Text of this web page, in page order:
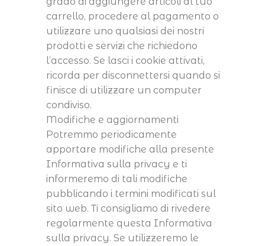
carrello, procedere al pagamento o
utilizzare uno qualsiasi dei nostri
prodotti e servizi che richiedono
l’accesso. Se lasci i cookie attivati,
ricorda per disconnettersi quando si
finisce di utilizzare un computer
condiviso.
Modifiche e aggiornamenti
Potremmo periodicamente
apportare modifiche alla presente
Informativa sulla privacy e ti
informeremo di tali modifiche
pubblicando i termini modificati sul
sito web. Ti consigliamo di rivedere
regolarmente questa Informativa
sulla privacy. Se utilizzeremo le